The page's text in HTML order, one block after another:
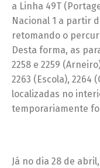
a Linha 49T
Nacional 1 a partir
retomando o
Desta forma, as
2258 e 2259
2263 (Escola), 2264
localizadas no
temporariamente
Já no dia 28 de